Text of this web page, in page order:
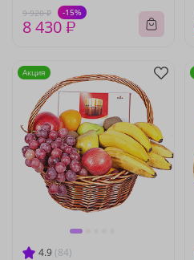
9 920 ₽ -15%
8 430 ₽
4.9 (84)
Акция